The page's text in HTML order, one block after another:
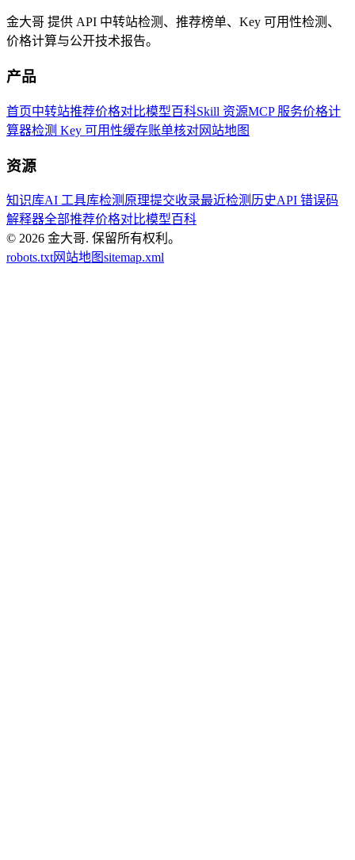
金大哥 提供 API 中转站检测、推荐榜单、Key 可用性检测、
价格计算与公开技术报告。
产品
首页中转站推荐价格对比模型百科Skill 资源MCP 服务价格计
算器检测 Key 可用性缓存账单核对网站地图
资源
知识库AI 工具库检测原理提交收录最近检测历史API 错误码
解释器全部推荐价格对比模型百科
© 2026 金大哥. 保留所有权利。
robots.txt网站地图sitemap.xml